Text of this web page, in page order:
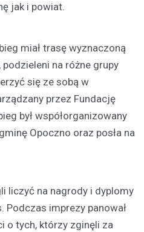
jak i powiat.
miał trasę wyznaczoną
na różne grupy
się ze sobą w
przez Fundację
był współorganizowany
Opoczno oraz posła na
liczyć na nagrody i dyplomy
Podczas imprezy panował
o tych, którzy zginęli za